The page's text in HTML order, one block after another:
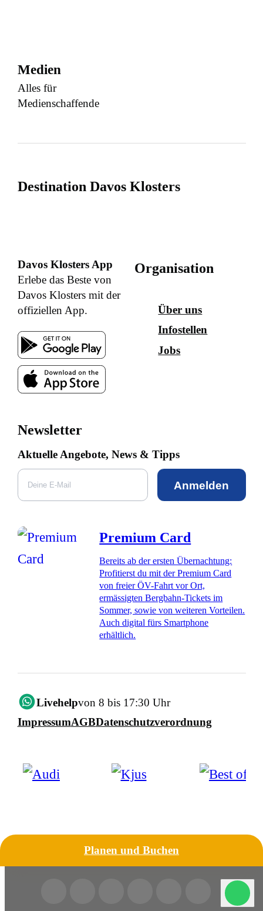
Medien
Alles für
Medienschaffende
Destination Davos Klosters
Davos Klosters App
Erlebe das Beste von
Davos Klosters mit der
offiziellen App.
Organisation
Über uns
Infostellen
Jobs
Newsletter
Aktuelle Angebote, News & Tipps
Anmelden
Premium Card
Bereits ab der ersten Übernachtung:
Profitierst du mit der Premium Card
von freier ÖV-Fahrt vor Ort,
ermässigten Bergbahn-Tickets im
Sommer, sowie von weiteren Vorteilen.
Auch digital fürs Smartphone
erhältlich.
Livehelpvon 8 bis 17:30 Uhr
ImpressumAGBDatenschutzverordnung
Planen und Buchen